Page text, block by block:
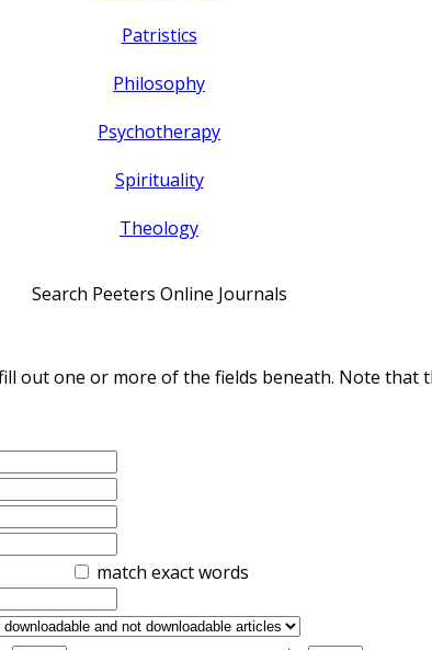
Patristics
Philosophy
Psychotherapy
Spirituality
Theology
Search Peeters Online Journals
out one or more of the fields beneath. Note that
match exact words